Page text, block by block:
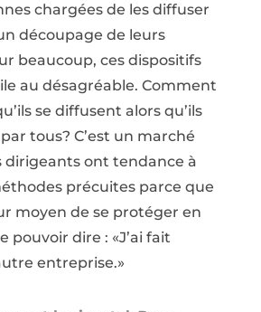
chargées de les diffuser
découpage de leurs
beaucoup, ces dispositifs
au désagréable. Comment
se diffusent alors qu’ils
tous? C’est un marché
dirigeants ont tendance à
précuites parce que
moyen de se protéger en
pouvoir dire : «J’ai fait
entreprise.»